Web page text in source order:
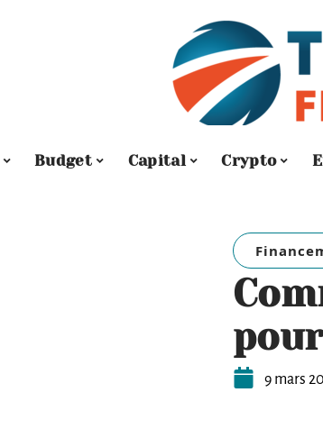
Budget Capital Crypto
9 mars